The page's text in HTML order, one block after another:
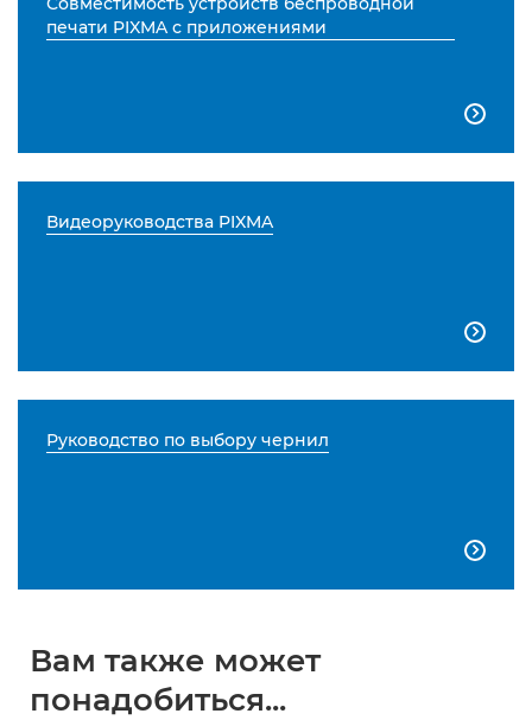
печати PIXMA с приложениями

Видеоруководства PIXMA

Руководство по выбору чернил

Вам также может
понадобиться...